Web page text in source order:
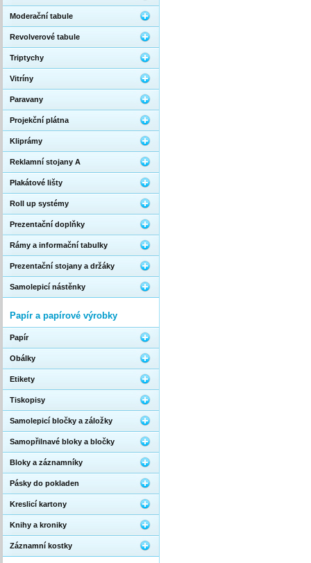
Moderační tabule
Revolverové tabule
Triptychy
Vitríny
Paravany
Projekční plátna
Kliprámy
Reklamní stojany A
Plakátové lišty
Roll up systémy
Prezentační doplňky
Rámy a informační tabulky
Prezentační stojany a držáky
Samolepicí nástěnky
Papír a papírové výrobky
Papír
Obálky
Etikety
Tiskopisy
Samolepicí bločky a záložky
Samopřilnavé bloky a bločky
Bloky a záznamníky
Pásky do pokladen
Kreslicí kartony
Knihy a kroniky
Záznamní kostky